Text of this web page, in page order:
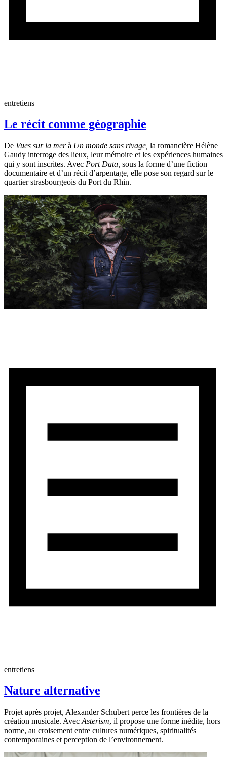
entretiens
Le récit comme géographie
De Vues sur la merà Un monde sans rivage, la romancière Hélène
Gaudy interroge des lieux, leur mémoire et les expériences humaines
qui y sont inscrites. Avec Port Data, sous la forme d’une fiction
documentaire et d’un récit d’arpentage, elle pose son regard sur le
quartier strasbourgeois du Port du Rhin.
entretiens
Nature alternative
Projet après projet, Alexander Schubert perce les frontières de la
création musicale. Avec Asterism, il propose une forme inédite, hors
norme, au croisement entre cultures numériques, spiritualités
contemporaines et perception de l’environnement.